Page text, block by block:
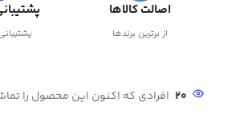
اصالت کالاها
از برترین برندها
20 افرادی که اکنون این محصول را